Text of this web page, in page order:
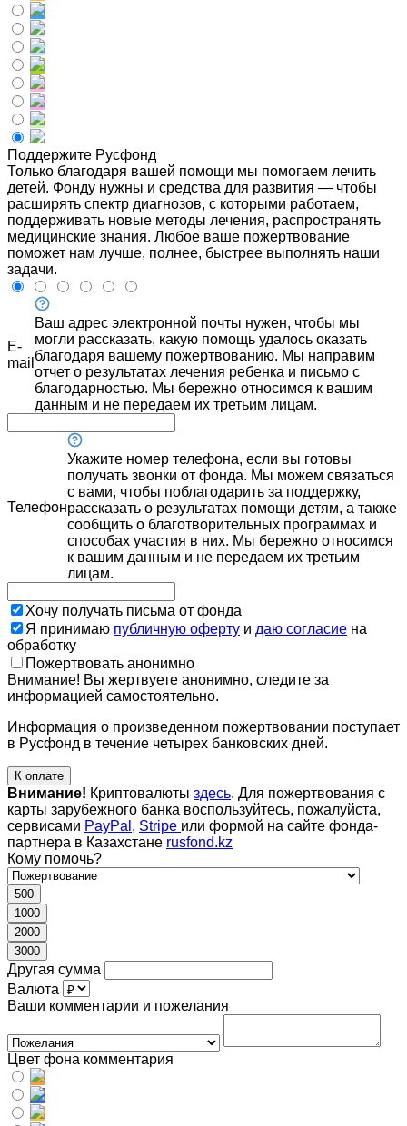
Поддержите Русфонд
Только благодаря вашей помощи мы помогаем лечить
детей. Фонду нужны и средства для развития — чтобы
расширять спектр диагнозов, с которыми работаем,
поддерживать новые методы лечения, распространять
медицинские знания. Любое ваше пожертвование
поможет нам лучше, полнее, быстрее выполнять наши
задачи.
E-
mail
Ваш адрес электронной почты нужен, чтобы мы
могли рассказать, какую помощь удалось оказать
благодаря вашему пожертвованию. Мы направим
отчет о результатах лечения ребенка и письмо с
благодарностью. Мы бережно относимся к вашим
данным и не передаем их третьим лицам.
Телефон
Укажите номер телефона, если вы готовы
получать звонки от фонда. Мы можем связаться
с вами, чтобы поблагодарить за поддержку,
рассказать о результатах помощи детям, а также
сообщить о благотворительных программах и
способах участия в них. Мы бережно относимся
к вашим данным и не передаем их третьим
лицам.
Хочу получать письма от фонда
Я принимаю публичную оферту и даю согласие на
обработку
Пожертвовать анонимно
Внимание! Вы жертвуете анонимно, следите за
информацией самостоятельно.
Информация о произведенном пожертвовании поступает
в Русфонд в течение четырех банковских дней.
К оплате
Внимание! Криптовалюты здесь. Для пожертвования с
карты зарубежного банка воспользуйтесь, пожалуйста,
сервисами PayPal , Stripe или формой на сайте фонда-
партнера в Казахстане rusfond.kz
Кому помочь?
500
1000
2000
3000
Другая сумма
Валюта
Ваши комментарии и пожелания
Цвет фона комментария